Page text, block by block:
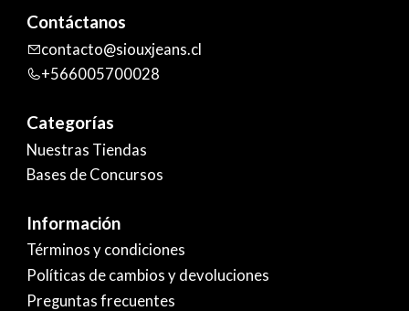
Contáctanos
contacto@siouxjeans.cl
+566005700028
Categorías
Nuestras Tiendas
Bases de Concursos
Información
Términos y condiciones
Políticas de cambios y devoluciones
Preguntas frecuentes